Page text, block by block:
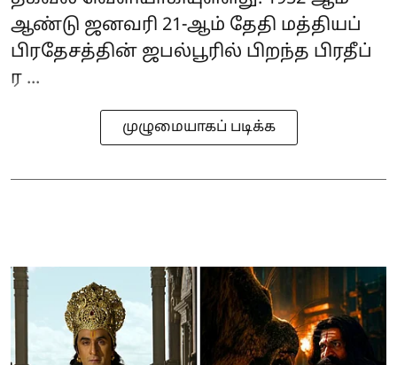
ஆண்டு ஜனவரி 21-ஆம் தேதி மத்தியப்
பிரதேசத்தின் ஜபல்பூரில் பிறந்த பிரதீப்
ர ...
முழுமையாகப் படிக்க